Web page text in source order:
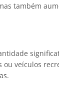
também
veículos